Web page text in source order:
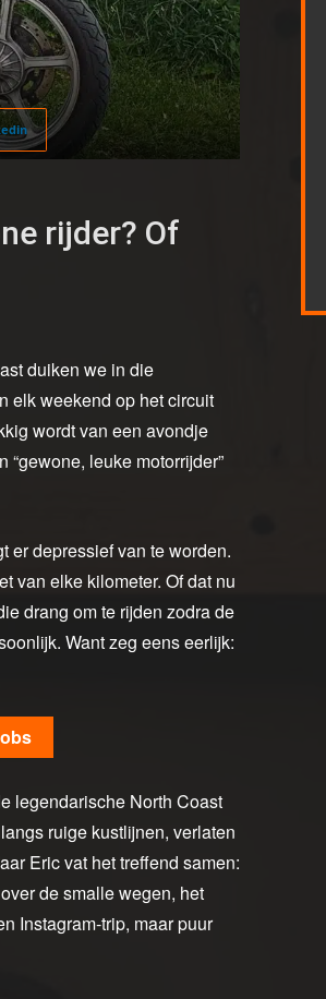
rijder? Of
duiken we in die
elk weekend op het circuit
wordt van een avondje
leuke motorrijder”
er depressief van te worden.
van elke kilometer. Of dat nu
drang om te rijden zodra de
Want zeg eens eerlijk:
legendarische North Coast
ruige kustlijnen, verlaten
Eric vat het treffend samen:
de smalle wegen, het
Instagram-trip, maar puur